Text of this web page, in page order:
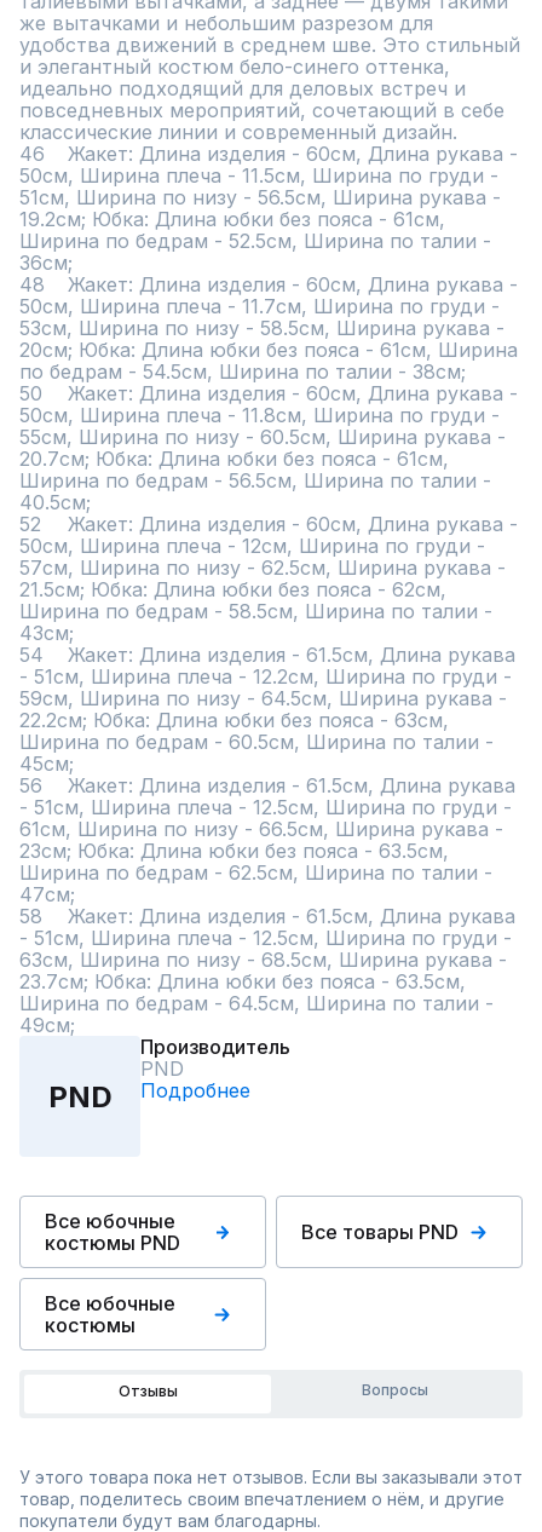
же вытачками и небольшим разрезом для
удобства движений в среднем шве. Это стильный
и элегантный костюм бело-синего оттенка,
идеально подходящий для деловых встреч и
повседневных мероприятий, сочетающий в себе
классические линии и современный дизайн.
46	Жакет: Длина изделия - 60см, Длина рукава -
50см, Ширина плеча - 11.5см, Ширина по груди -
51см, Ширина по низу - 56.5см, Ширина рукава -
19.2см; Юбка: Длина юбки без пояса - 61см,
Ширина по бедрам - 52.5см, Ширина по талии -
36см;
48	Жакет: Длина изделия - 60см, Длина рукава -
50см, Ширина плеча - 11.7см, Ширина по груди -
53см, Ширина по низу - 58.5см, Ширина рукава -
20см; Юбка: Длина юбки без пояса - 61см, Ширина
по бедрам - 54.5см, Ширина по талии - 38см;
50	Жакет: Длина изделия - 60см, Длина рукава -
50см, Ширина плеча - 11.8см, Ширина по груди -
55см, Ширина по низу - 60.5см, Ширина рукава -
20.7см; Юбка: Длина юбки без пояса - 61см,
Ширина по бедрам - 56.5см, Ширина по талии -
40.5см;
52	Жакет: Длина изделия - 60см, Длина рукава -
50см, Ширина плеча - 12см, Ширина по груди -
57см, Ширина по низу - 62.5см, Ширина рукава -
21.5см; Юбка: Длина юбки без пояса - 62см,
Ширина по бедрам - 58.5см, Ширина по талии -
43см;
54	Жакет: Длина изделия - 61.5см, Длина рукава
- 51см, Ширина плеча - 12.2см, Ширина по груди -
59см, Ширина по низу - 64.5см, Ширина рукава -
22.2см; Юбка: Длина юбки без пояса - 63см,
Ширина по бедрам - 60.5см, Ширина по талии -
45см;
56	Жакет: Длина изделия - 61.5см, Длина рукава
- 51см, Ширина плеча - 12.5см, Ширина по груди -
61см, Ширина по низу - 66.5см, Ширина рукава -
23см; Юбка: Длина юбки без пояса - 63.5см,
Ширина по бедрам - 62.5см, Ширина по талии -
47см;
58	Жакет: Длина изделия - 61.5см, Длина рукава
- 51см, Ширина плеча - 12.5см, Ширина по груди -
63см, Ширина по низу - 68.5см, Ширина рукава -
23.7см; Юбка: Длина юбки без пояса - 63.5см,
Ширина по бедрам - 64.5см, Ширина по талии -
49см;
PND
Производитель
PND
Подробнее
Все юбочные
костюмы PND
Все товары PND
Все юбочные
костюмы
Отзывы Вопросы
У этого товара пока нет отзывов. Если вы заказывали этот
товар, поделитесь своим впечатлением о нём, и другие
покупатели будут вам благодарны.